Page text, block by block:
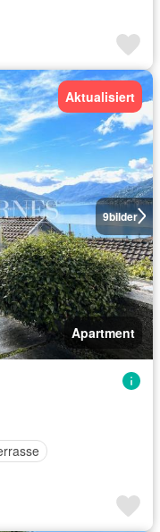
9bilder
Aktualisiert
Apartment